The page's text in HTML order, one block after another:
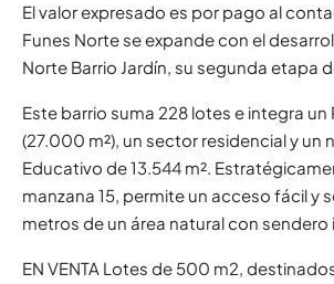
El valor expresado es por pago al
Funes Norte se expande con el
Norte Barrio Jardín, su segunda etapa
Este barrio suma 228 lotes e integra
(27.000 m²), un sector residencial y un
Educativo de 13.544 m².
manzana 15, permite un acceso fácil y
metros de un área natural con sendero
EN VENTA Lotes de 500 m2,